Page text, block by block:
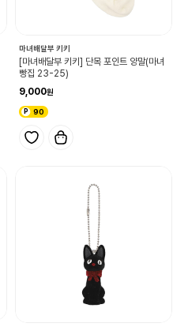
마녀배달부 키키
[마녀배달부 키키] 단목 포인트 양말(마녀
빵집 23-25)
9,000
90